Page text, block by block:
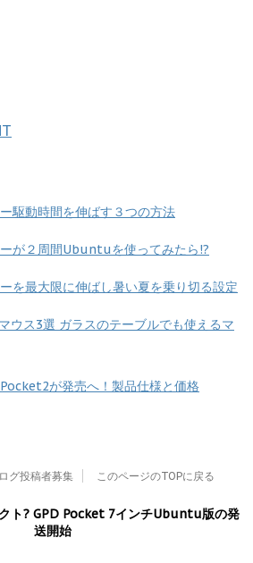
駆動時間を伸ばす３つの方法
が２周間Ubuntuを使ってみたら!?
を最大限に伸ばし暑い夏を乗り切る設定
ウス3選 ガラスのテーブルでも使えるマ
が発売へ！製品仕様と価格
グ投稿者募集 このページのTOPに戻る
ト? GPD Pocket 7インチUbuntu版の発
送開始